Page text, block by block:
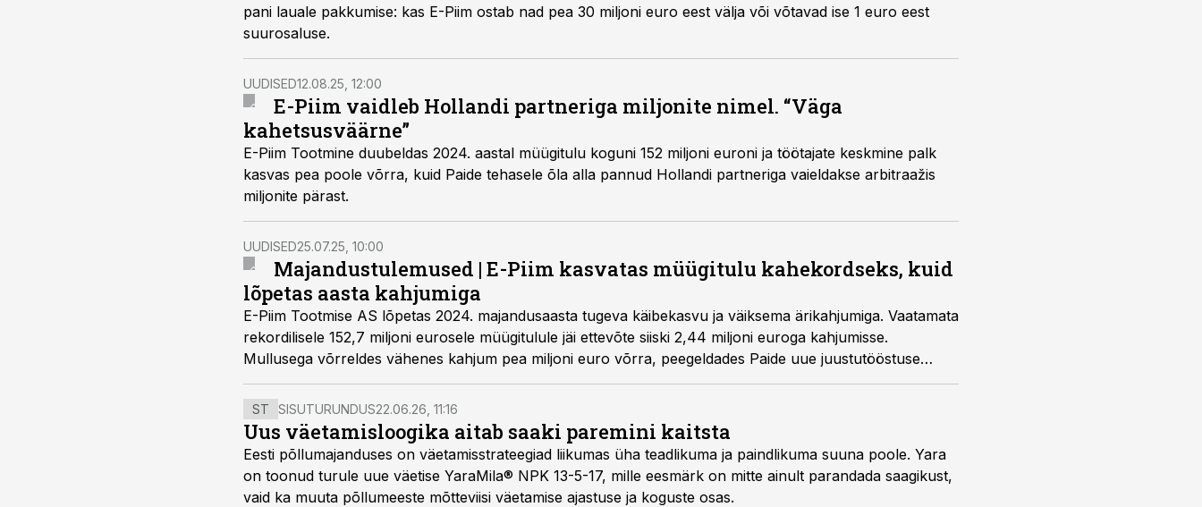
pani lauale pakkumise: kas E-Piim ostab nad pea 30 miljoni euro eest välja või võtavad ise 1 euro eest
suurosaluse.
UUDISED12.08.25, 12:00
E-Piim vaidleb Hollandi partneriga miljonite nimel. “Väga
kahetsusväärne”
E-Piim Tootmine duubeldas 2024. aastal müügitulu koguni 152 miljoni euroni ja töötajate keskmine palk
kasvas pea poole võrra, kuid Paide tehasele õla alla pannud Hollandi partneriga vaieldakse arbitraažis
miljonite pärast.
UUDISED25.07.25, 10:00
Majandustulemused | E-Piim kasvatas müügitulu kahekordseks, kuid
lõpetas aasta kahjumiga
E-Piim Tootmise AS lõpetas 2024. majandusaasta tugeva käibekasvu ja väiksema ärikahjumiga. Vaatamata
rekordilisele 152,7 miljoni eurosele müügitulule jäi ettevõte siiski 2,44 miljoni euroga kahjumisse.
Mullusega võrreldes vähenes kahjum pea miljoni euro võrra, peegeldades Paide uue juustutööstuse
stabiilset töörežiimi ja kasvavat tootmismahtu.
ST SISUTURUNDUS22.06.26, 11:16
Uus väetamisloogika aitab saaki paremini kaitsta
Eesti põllumajanduses on väetamisstrateegiad liikumas üha teadlikuma ja paindlikuma suuna poole. Yara
on toonud turule uue väetise YaraMila® NPK 13-5-17, mille eesmärk on mitte ainult parandada saagikust,
vaid ka muuta põllumeeste mõtteviisi väetamise ajastuse ja koguste osas.